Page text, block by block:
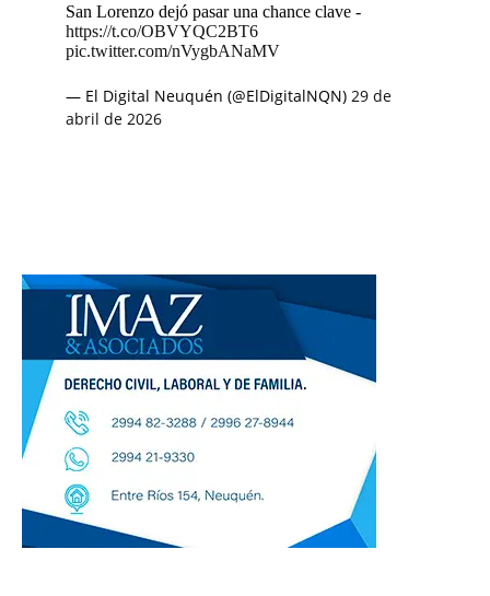
San Lorenzo dejó pasar una chance clave -
https://t.co/OBVYQC2BT6
pic.twitter.com/nVygbANaMV
— El Digital Neuquén (@ElDigitalNQN) 29 de
abril de 2026